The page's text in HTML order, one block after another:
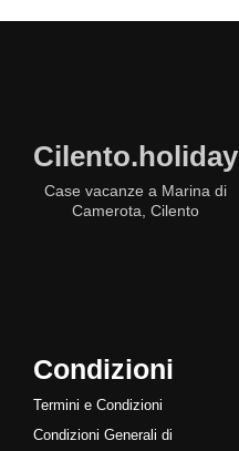
Cilento.holiday
Case vacanze a Marina di
Camerota, Cilento
Condizioni
Termini e Condizioni
Condizioni Generali di